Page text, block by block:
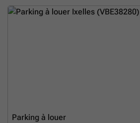
Parking à louer